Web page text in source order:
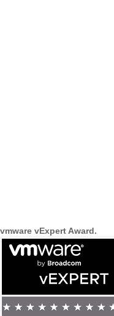
vmware vExpert Award.